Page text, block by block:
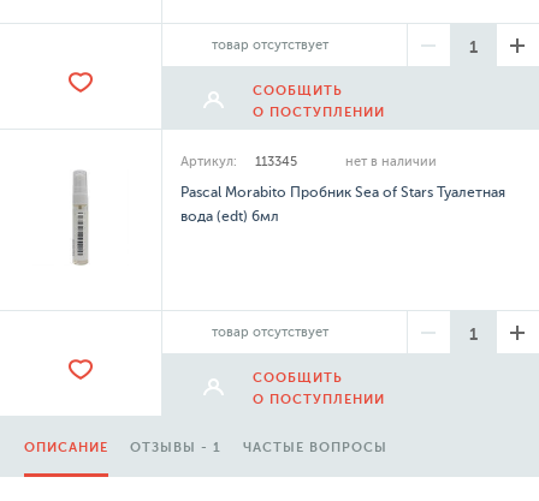
товар отсутствует
СООБЩИТЬ
О ПОСТУПЛЕНИИ
Артикул: 113345 нет в наличии
Pascal Morabito Пробник Sea of Stars Туалетная
вода (edt) 6мл
товар отсутствует
СООБЩИТЬ
О ПОСТУПЛЕНИИ
ОПИСАНИЕ ОТЗЫВЫ - 1 ЧАСТЫЕ ВОПРОСЫ